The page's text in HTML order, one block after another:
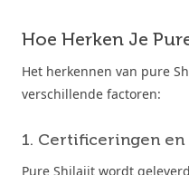
Hoe Herken Je
Het herkennen van pure
verschillende factoren:
1. Certificeringen
Pure Shilajit wordt